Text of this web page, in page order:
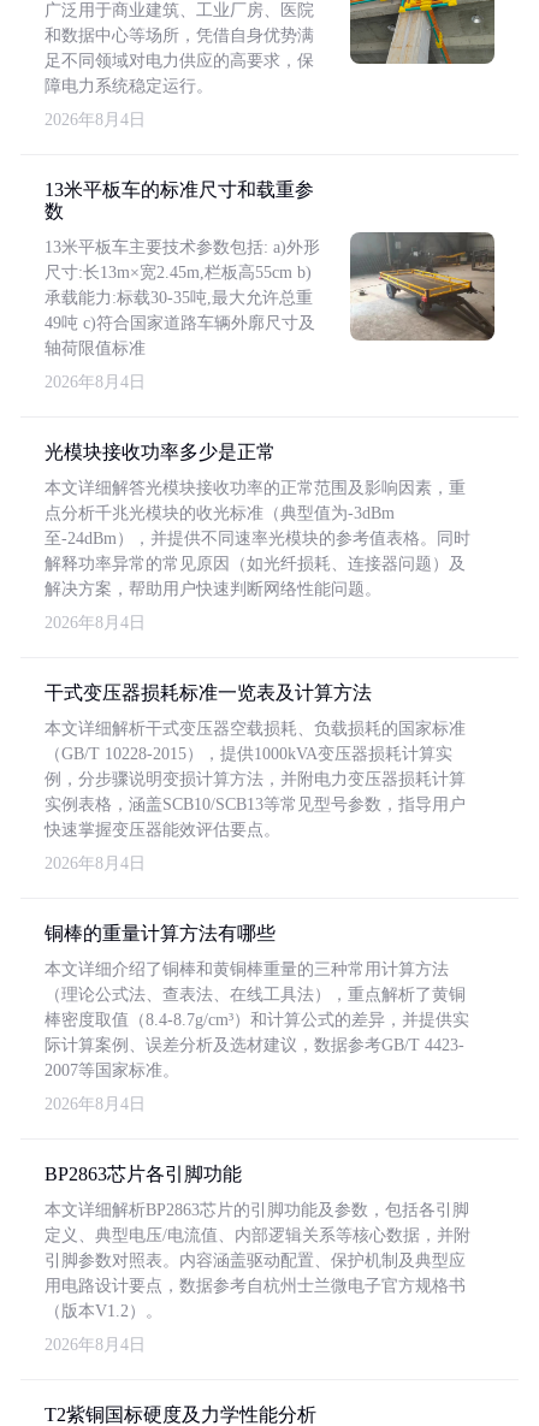
广泛用于商业建筑、工业厂房、医院
和数据中心等场所，凭借自身优势满
足不同领域对电力供应的高要求，保
障电力系统稳定运行。
2026年8月4日
13米平板车的标准尺寸和载重参
数
13米平板车主要技术参数包括: a)外形
尺寸:长13m×宽2.45m,栏板高55cm b)
承载能力:标载30-35吨,最大允许总重
49吨 c)符合国家道路车辆外廓尺寸及
轴荷限值标准
2026年8月4日
光模块接收功率多少是正常
本文详细解答光模块接收功率的正常范围及影响因素，重
点分析千兆光模块的收光标准（典型值为-3dBm
至-24dBm），并提供不同速率光模块的参考值表格。同时
解释功率异常的常见原因（如光纤损耗、连接器问题）及
解决方案，帮助用户快速判断网络性能问题。
2026年8月4日
干式变压器损耗标准一览表及计算方法
本文详细解析干式变压器空载损耗、负载损耗的国家标准
（GB/T 10228-2015），提供1000kVA变压器损耗计算实
例，分步骤说明变损计算方法，并附电力变压器损耗计算
实例表格，涵盖SCB10/SCB13等常见型号参数，指导用户
快速掌握变压器能效评估要点。
2026年8月4日
铜棒的重量计算方法有哪些
本文详细介绍了铜棒和黄铜棒重量的三种常用计算方法
（理论公式法、查表法、在线工具法），重点解析了黄铜
棒密度取值（8.4-8.7g/cm³）和计算公式的差异，并提供实
际计算案例、误差分析及选材建议，数据参考GB/T 4423-
2007等国家标准。
2026年8月4日
BP2863芯片各引脚功能
本文详细解析BP2863芯片的引脚功能及参数，包括各引脚
定义、典型电压/电流值、内部逻辑关系等核心数据，并附
引脚参数对照表。内容涵盖驱动配置、保护机制及典型应
用电路设计要点，数据参考自杭州士兰微电子官方规格书
（版本V1.2）。
2026年8月4日
T2紫铜国标硬度及力学性能分析